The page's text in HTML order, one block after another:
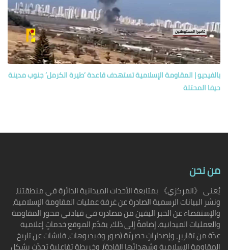
بالفيديو | المقاومة الإسلامية تستهدف قاعدة ’طيرة الكرمل’ جنوب مدينة
حيفا المحتلة
من نحن
يُعنى 《المركزي》 بمتابعة الأحداث الميدانية الدائرة في منطقتنا،
ونشر البيانات الرسمية الصادرة عن غرفة عمليات المقاومة الإسلامية،
والإستقصاء عن الخبر اليقين من مصادره في قيادتي محور المقاومة
والعمليات الميدانية. إضافةً إلى ذلك، يقدّم الموقع خدماتٍ إعلامية
عدّة من تقاريرٍ، وإصداراتٍ حصريّة (صور وفيديوهات، فلاشات عن تاريخ
المقاومة الإسلامية وشهدائها القادة)، وخريطة تفاعلية تحدّث بشكلٍ